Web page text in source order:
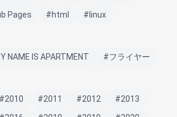
Pages #html #linux
NAME IS APARTMENT #フライヤー
#2010 #2011 #2012
#2013